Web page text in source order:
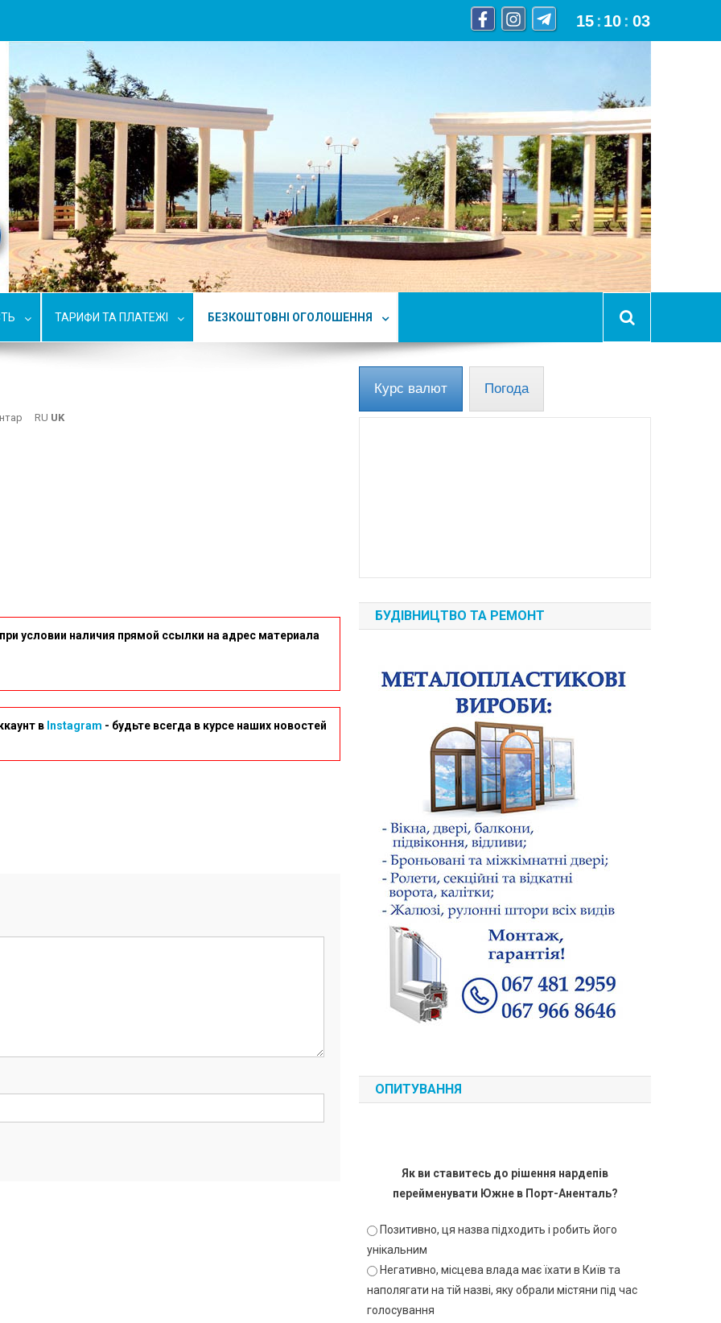
15 : 10 : 04
ТАРИФИ ТА ПЛАТЕЖІ БЕЗКОШТОВНІ ОГОЛОШЕННЯ
RU UK
условии наличия прямой ссылки на адрес материала
в Instagram - будьте всегда в курсе наших новостей
Курс валют Погода
БУДІВНИЦТВО ТА РЕМОНТ
ОПИТУВАННЯ
Як ви ставитесь до рішення нардепів
перейменувати Южне в Порт-Аненталь?
Позитивно, ця назва підходить і робить його
унікальним
Негативно, місцева влада має їхати в Київ та
наполягати на тій назві, яку обрали містяни під час
голосування